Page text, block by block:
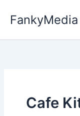
FankyMedia
Cafe